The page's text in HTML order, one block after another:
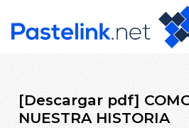
[Descargar pdf]
NUESTRA HISTORIA